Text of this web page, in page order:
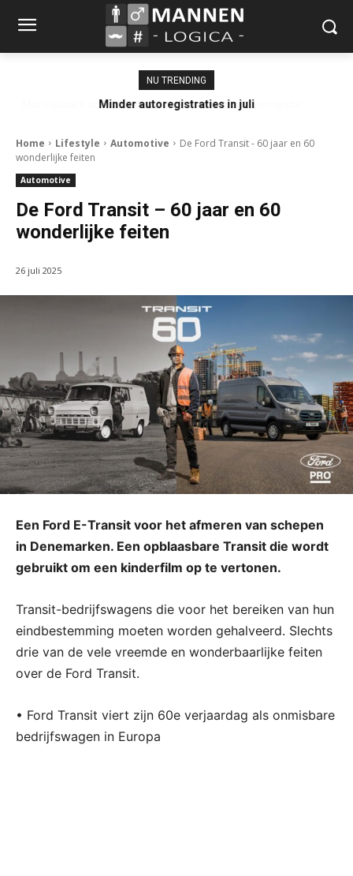
NU TRENDING
Minder autoregistraties in juli
Home Lifestyle Automotive
De Ford Transit - 60 jaar en 60
wonderlijke feiten
Automotive
De Ford Transit – 60 jaar en 60
wonderlijke feiten
26 juli 2025
Een Ford E-Transit voor het afmeren van schepen
in Denemarken. Een opblaasbare Transit die wordt
gebruikt om een kinderfilm op te vertonen.
Transit-bedrijfswagens die voor het bereiken van hun
eindbestemming moeten worden gehalveerd. Slechts
drie van de vele vreemde en wonderbaarlijke feiten
over de Ford Transit.
• Ford Transit viert zijn 60e verjaardag als onmisbare
bedrijfswagen in Europa